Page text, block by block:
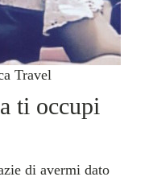
Travel
ti occupi
di avermi dato